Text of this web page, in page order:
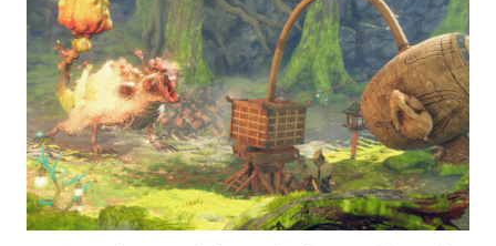
人
推
薦
科
技
自
媒
體。